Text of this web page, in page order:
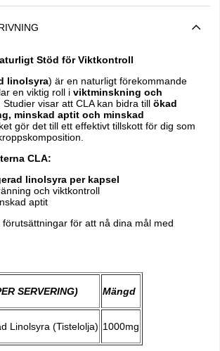
Stöd för Viktkontroll
linolsyra) är en naturligt förekommande
en viktig roll i viktminskning och
. Studier visar att CLA kan bidra till ökad
minskad aptit och minskad
gör det till ett effektivt tillskott för dig som
CLA:
linolsyra per kapsel
och viktkontroll
aptit
för att nå dina mål med
SERVERING) Mängd
Linolsyra (Tistelolja) 1000mg